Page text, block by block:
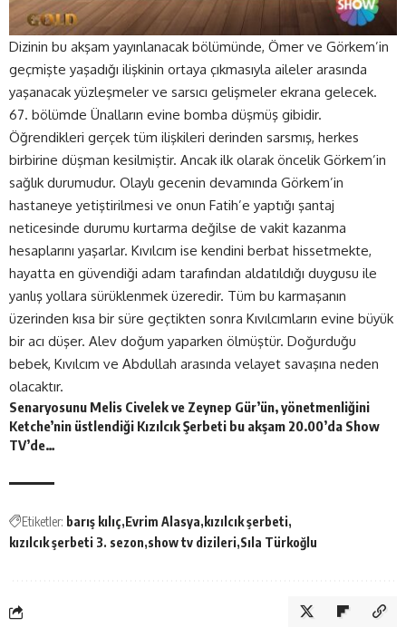
Dizinin bu akşam yayınlanacak bölümünde, Ömer ve Görkem’in
geçmişte yaşadığı ilişkinin ortaya çıkmasıyla aileler arasında
yaşanacak yüzleşmeler ve sarsıcı gelişmeler ekrana gelecek.
67. bölümde Ünalların evine bomba düşmüş gibidir.
Öğrendikleri gerçek tüm ilişkileri derinden sarsmış, herkes
birbirine düşman kesilmiştir. Ancak ilk olarak öncelik Görkem’in
sağlık durumudur. Olaylı gecenin devamında Görkem’in
hastaneye yetiştirilmesi ve onun Fatih’e yaptığı şantaj
neticesinde durumu kurtarma değilse de vakit kazanma
hesaplarını yaşarlar. Kıvılcım ise kendini berbat hissetmekte,
hayatta en güvendiği adam tarafından aldatıldığı duygusu ile
yanlış yollara sürüklenmek üzeredir. Tüm bu karmaşanın
üzerinden kısa bir süre geçtikten sonra Kıvılcımların evine büyük
bir acı düşer. Alev doğum yaparken ölmüştür. Doğurduğu
bebek, Kıvılcım ve Abdullah arasında velayet savaşına neden
olacaktır.
Senaryosunu Melis Civelek ve Zeynep Gür’ün, yönetmenliğini
Ketche’nin üstlendiği Kızılcık Şerbeti bu akşam 20.00’da Show
TV’de…
Etiketler: barış kılıç Evrim Alasya kızılcık şerbeti
kızılcık şerbeti 3. sezon show tv dizileri Sıla Türkoğlu